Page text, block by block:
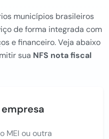
municípios brasileiros
de forma integrada com
e financeiro. Veja abaixo
sua NFS nota fiscal
empresa
MEI ou outra